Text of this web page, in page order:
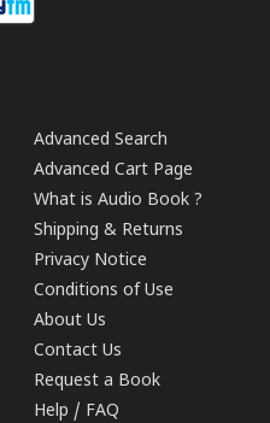
Advanced Search
Advanced Cart Page
What is Audio Book ?
Shipping & Returns
Privacy Notice
Conditions of Use
About Us
Contact Us
Request a Book
Help / FAQ